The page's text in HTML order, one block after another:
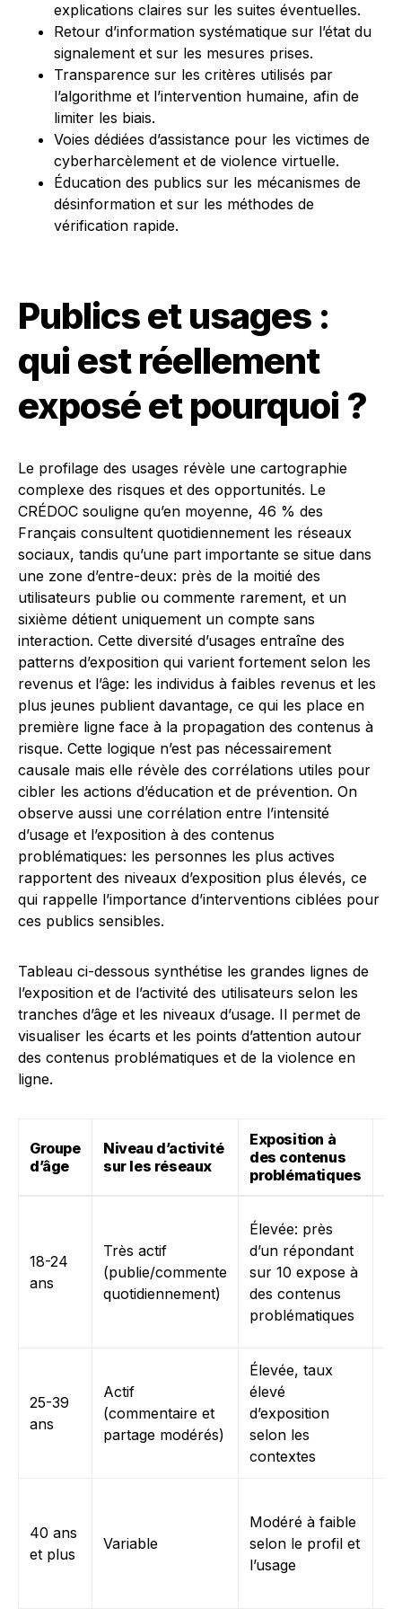
explications claires sur les suites éventuelles.
Retour d’information systématique sur l’état du
signalement et sur les mesures prises.
Transparence sur les critères utilisés par
l’algorithme et l’intervention humaine, afin de
limiter les biais.
Voies dédiées d’assistance pour les victimes de
cyberharcèlement et de violence virtuelle.
Éducation des publics sur les mécanismes de
désinformation et sur les méthodes de
vérification rapide.
Publics et usages :
qui est réellement
exposé et pourquoi ?
Le profilage des usages révèle une cartographie
complexe des risques et des opportunités. Le
CRÉDOC souligne qu’en moyenne, 46 % des
Français consultent quotidiennement les réseaux
sociaux, tandis qu’une part importante se situe dans
une zone d’entre-deux: près de la moitié des
utilisateurs publie ou commente rarement, et un
sixième détient uniquement un compte sans
interaction. Cette diversité d’usages entraîne des
patterns d’exposition qui varient fortement selon les
revenus et l’âge: les individus à faibles revenus et les
plus jeunes publient davantage, ce qui les place en
première ligne face à la propagation des contenus à
risque. Cette logique n’est pas nécessairement
causale mais elle révèle des corrélations utiles pour
cibler les actions d’éducation et de prévention. On
observe aussi une corrélation entre l’intensité
d’usage et l’exposition à des contenus
problématiques: les personnes les plus actives
rapportent des niveaux d’exposition plus élevés, ce
qui rappelle l’importance d’interventions ciblées pour
ces publics sensibles.
Tableau ci-dessous synthétise les grandes lignes de
l’exposition et de l’activité des utilisateurs selon les
tranches d’âge et les niveaux d’usage. Il permet de
visualiser les écarts et les points d’attention autour
des contenus problématiques et de la violence en
ligne.
Groupe
d’âge
Niveau d’activité
sur les réseaux
Exposition à
des contenus
problématiques
18-24
ans
Très actif
(publie/commente
quotidiennement)
Élevée: près
d’un répondant
sur 10 expose à
des contenus
problématiques
25-39
ans
Actif
(commentaire et
partage modérés)
Élevée, taux
élevé
d’exposition
selon les
contextes
40 ans
et plus
Variable
Modéré à faible
selon le profil et
l’usage